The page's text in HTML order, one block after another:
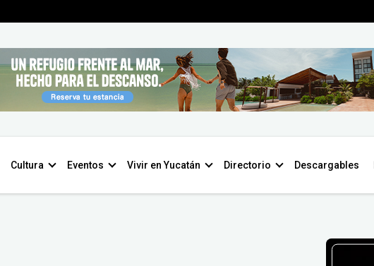
Cultura Eventos Vivir en Yucatán Directorio Descargables